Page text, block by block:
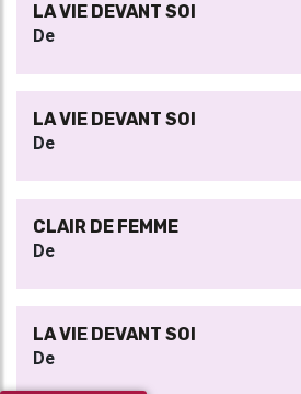
LA VIE DEVANT SOI
De
LA VIE DEVANT SOI
De
CLAIR DE FEMME
De
LA VIE DEVANT SOI
De